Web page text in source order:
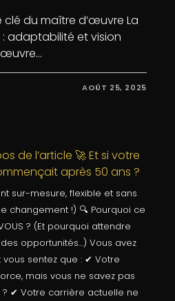
clé du maître d’œuvre La
adaptabilité et vision
AOÛT 25, 2025
sur-mesure, flexible et sans
changement !) 🔍 Pourquoi ce
? (Et pourquoi attendre
opportunités…) Vous avez
sentez que : ✔ Votre
mais vous ne savez pas
✔ Votre carrière actuelle ne